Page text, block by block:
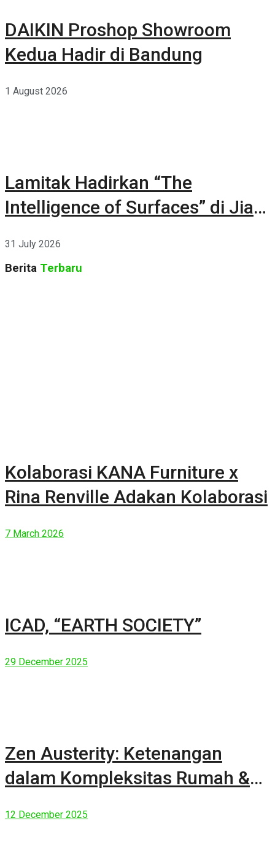
DAIKIN Proshop Showroom
Kedua Hadir di Bandung
1 August 2026
Lamitak Hadirkan “The
Intelligence of Surfaces” di Jia
31 July 2026
Berita Terbaru
Kolaborasi KANA Furniture x
Rina Renville Adakan Kolaborasi
7 March 2026
ICAD, “EARTH SOCIETY”
29 December 2025
Zen Austerity: Ketenangan
dalam Kompleksitas Rumah &
12 December 2025